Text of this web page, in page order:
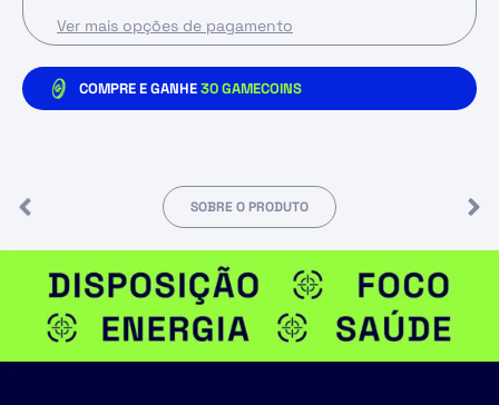
Ver mais opções de pagamento
COMPRE E GANHE30GAMECOINS
SOBRE O PRODUTO